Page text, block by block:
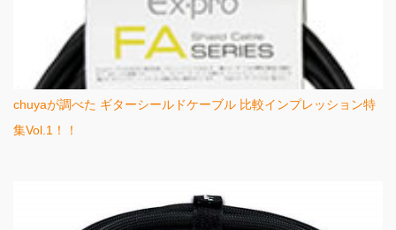
chuyaが調べた ギターシールドケーブル 比較インプレッション特
集Vol.1！！